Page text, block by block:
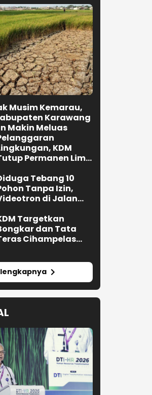
Musim Kemarau,
Karawang
Makin Meluas
KDM
Permanen Lima
CipatatTebang 10
Tanpa Izin,
di Jalan
Disegel
Targetkan
dan Tata
Cihampelas